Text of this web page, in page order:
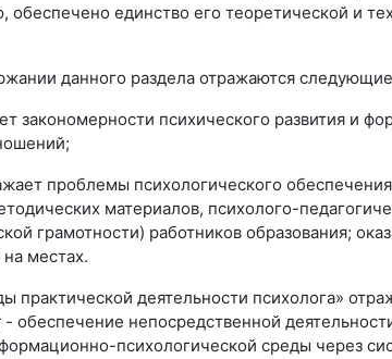
обеспечено единство его теоретической и
данного раздела отражаются следующие
закономерности психического развития и
проблемы психологического
материалов, психолого-
грамотности) работ­ников образования;
местах.
деятельности психолога»
- обеспечение непосредственной
психологической среды через